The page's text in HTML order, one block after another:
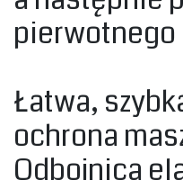
pierwotnego
‎Łatwa,
ochrona
Odbojnica